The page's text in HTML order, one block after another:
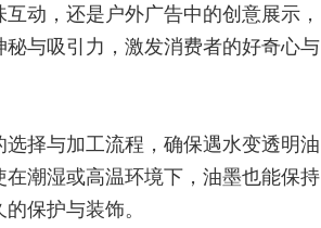
动，还是户外广告中的创意展示，
与吸引力，激发消费者的好奇心与
择与加工流程，确保遇水变透明油
潮湿或高温环境下，油墨也能保持
保护与装饰。